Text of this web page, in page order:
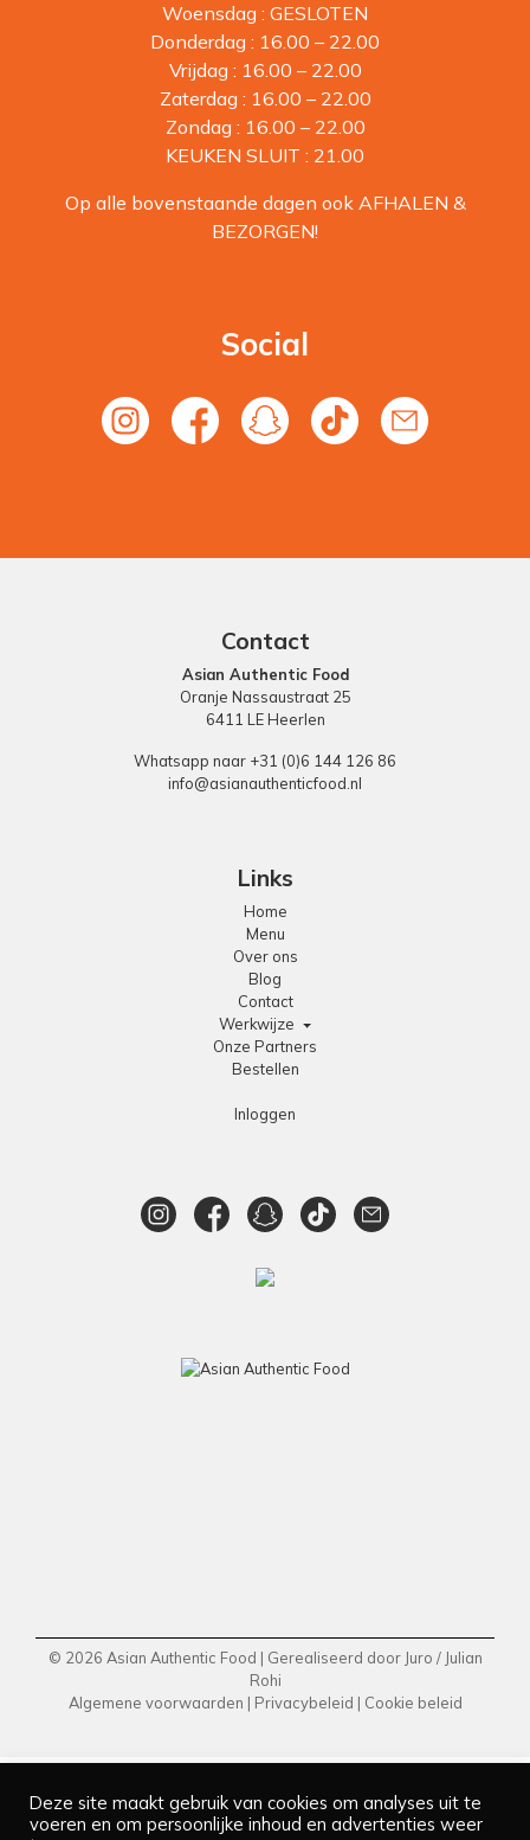
Woensdag : GESLOTEN
Donderdag : 16.00 – 22.00
Vrijdag : 16.00 – 22.00
Zaterdag : 16.00 – 22.00
Zondag : 16.00 – 22.00
KEUKEN SLUIT : 21.00
Op alle bovenstaande dagen ook AFHALEN &
BEZORGEN!
Social
Contact
Asian Authentic Food
Oranje Nassaustraat 25
6411 LE Heerlen
Whatsapp naar +31 (0)6 144 126 86
info@asianauthenticfood.nl
Links
Home
Menu
Over ons
Blog
Contact
Werkwijze
Onze Partners
Bestellen
Inloggen
© 2026 Asian Authentic Food | Gerealiseerd door Juro / Julian
Rohi
Algemene voorwaarden | Privacybeleid | Cookie beleid
Deze site maakt gebruik van cookies om analyses uit te
voeren en om persoonlijke inhoud en advertenties weer